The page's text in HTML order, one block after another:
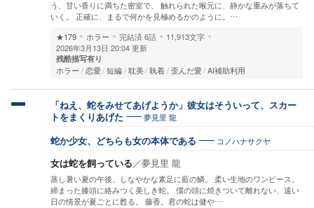
う、甘い香りに満ちた密室で、 触れられた喉元に、静かな重みが落ちて
いく。 正確に、まるで何かを見極めるかのように。…
★179
ホラー 完結済6話
11,913文字
2026年3月13日 20:04 更新
残酷描写有り
ホラー 恋愛 短編 耽美 執着 歪んだ愛 AI補助利用
「ねえ、蛇をみせてあげようか」彼女はそういって、スカー
トをまくりあげた
夢見里 龍
蛇か少女、どちらも女の本体である コノハナサクヤ
女は蛇を飼っている ／夢見里 龍
蒸し暑い夏の午後、しなやかな素足に藍の鱗。 柔い生地のワンピース。
締まった膝頭に絡みつく美しき蛇。 僕の頭に焼きついて離れない、遠い
日の情景が夏ごとに甦る。 藤香。君の蛇は健や…